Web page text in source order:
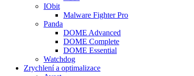
IObit
Malware Fighter Pro
Panda
DOME Advanced
DOME Complete
DOME Essential
Watchdog
Zrychlení a optimalizace